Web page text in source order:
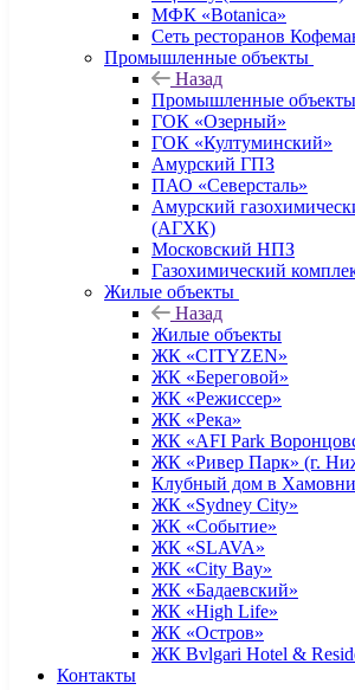
МФК «Botanica»
Сеть ресторанов
Промышленные объекты
Назад
Промышленные объекты
ГОК «Озерный»
ГОК «Култуминский»
Амурский ГПЗ
ПАО «Северсталь»
Амурский
(АГХК)
Московский НПЗ
Газохимический
Жилые объекты
Назад
Жилые объекты
ЖК «CITYZEN»
ЖК «Береговой»
ЖК «Режиссер»
ЖК «Река»
ЖК «AFI Park
ЖК «Ривер Парк» (г.
Клубный дом в
ЖК «Sydney City»
ЖК «Событие»
ЖК «SLAVA»
ЖК «City Bay»
ЖК «Бадаевский»
ЖК «High Life»
ЖК «Остров»
ЖК Bvlgari Hotel &
Контакты